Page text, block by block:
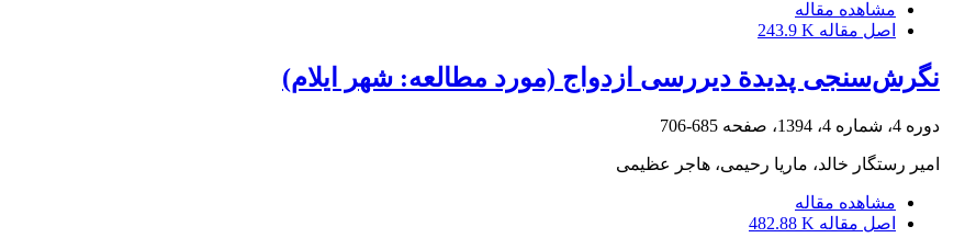
مشاهده مقاله
اصل مقاله 243.9 K
نگرش‌سنجی پدیدة دیررسی ازدواج (مورد مطالعه: شهر ایلام)
دوره 4، شماره 4، 1394، صفحه 685-706
امیر رستگار خالد، ماریا رحیمی، هاجر عظیمی
مشاهده مقاله
اصل مقاله 482.88 K